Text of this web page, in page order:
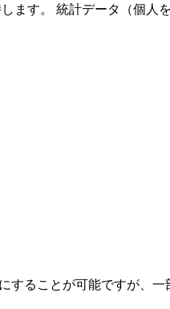
ます。 統計データ（個人
することが可能ですが、